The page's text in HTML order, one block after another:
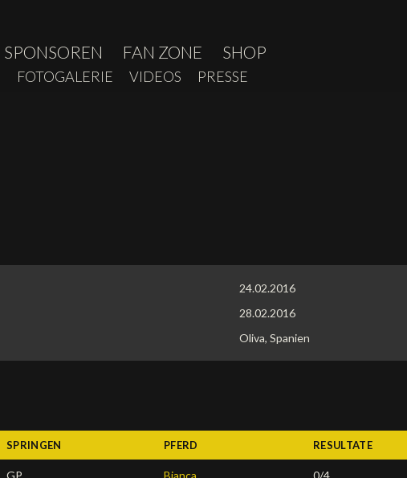
SPONSOREN FAN ZONE SHOP
FOTOGALERIE VIDEOS PRESSE
24.02.2016
28.02.2016
Oliva, Spanien
SPRINGEN PFERD RESULTATE
GP Bianca 0/4